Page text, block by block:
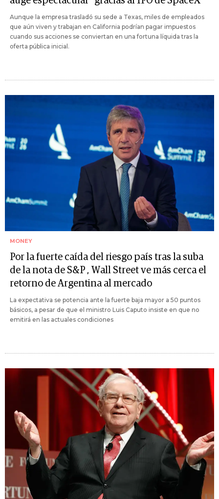
Aunque la empresa trasladó su sede a Texas, miles de empleados
que aún viven y trabajan en California podrían pagar impuestos
cuando sus acciones se conviertan en una fortuna líquida tras la
oferta pública inicial.
MONEY
Por la fuerte caída del riesgo país tras la suba
de la nota de S&P , Wall Street ve más cerca el
retorno de Argentina al mercado
La expectativa se potencia ante la fuerte baja mayor a 50 puntos
básicos, a pesar de que el ministro Luis Caputo insiste en que no
emitirá en las actuales condiciones